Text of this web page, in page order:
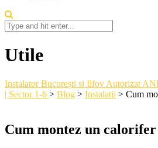
Utile
Instalator București si Ilfov Autorizat
| Sector 1-6 > Blog > Instalatii > Cum
Cum montez un calorifer